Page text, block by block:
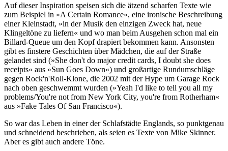
Auf dieser Inspiration speisen sich die ätzend scharfen Texte wie
zum Beispiel in »A Certain Romance«, eine ironische Beschreibung
einer Kleinstadt, »in der Musik den einzigen Zweck hat, neue
Klingeltöne zu liefern« und wo man beim Ausgehen schon mal ein
Billard-Queue um den Kopf drapiert bekommen kann. Ansonsten
gibt es finstere Geschichten über Mädchen, die auf der Straße
gelandet sind (»She don't do major credit cards, I doubt she does
receipts« aus »Sun Goes Down«) und großartige Rundumschläge
gegen Rock'n'Roll-Klone, die 2002 mit der Hype um Garage Rock
nach oben geschwemmt wurden (»Yeah I'd like to tell you all my
problems/You're not from New York City, you're from Rotherham«
aus »Fake Tales Of San Francisco«).
So war das Leben in einer der Schlafstädte Englands, so punktgenau
und schneidend beschrieben, als seien es Texte von Mike Skinner.
Aber es gibt auch andere Töne.